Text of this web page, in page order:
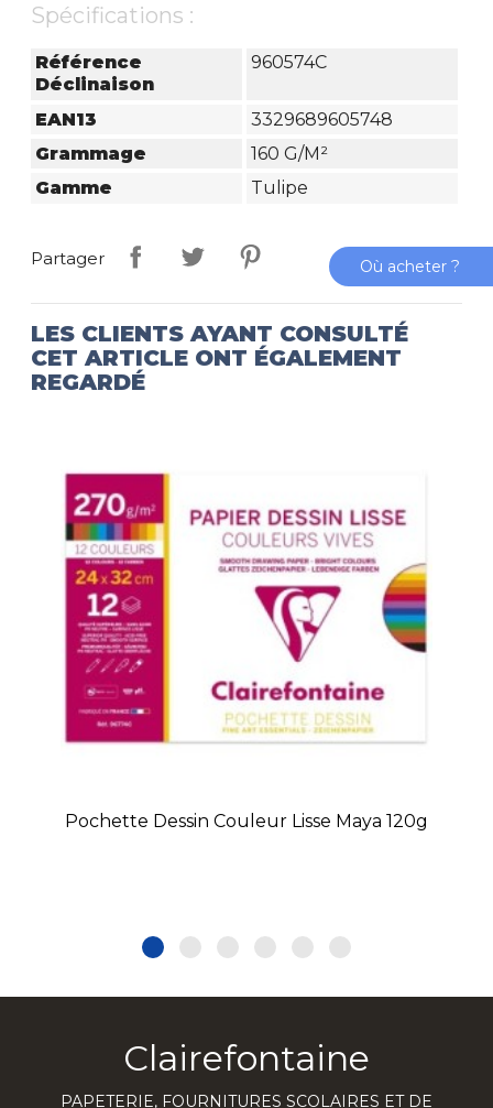
Spécifications :
Référence
Déclinaison
960574C
EAN13
3329689605748
Grammage
160 G/m²
Gamme
Tulipe
Partager
LES CLIENTS AYANT CONSULTÉ
CET ARTICLE ONT ÉGALEMENT
REGARDÉ
Pochette Dessin Couleur Lisse Maya 120g
Clairefontaine
PAPETERIE, FOURNITURES SCOLAIRES ET DE
Où acheter ?